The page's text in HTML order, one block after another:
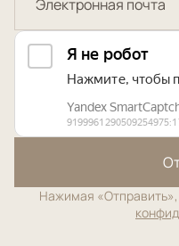
Нажимая